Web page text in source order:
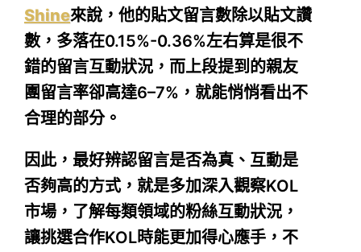
Shine來說，他的貼文留言數除以貼文讚
數 ，多落在0.15%-0.36%左右算是很不
錯的留言互動狀況，而上段提到的親友
團留言率卻高達6–7%，就能悄悄看出不
合理的部分。
因此，最好辨認留言是否為真、互動是
否夠高的方式，就是多加深入觀察KOL
市場，了解每類領域的粉絲互動狀況，
讓挑選合作KOL時能更加得心應手，不